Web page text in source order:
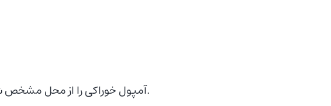
آمپول خوراکی را از محل مشخص شده شکسته و محتوی آن را میل نمایید.